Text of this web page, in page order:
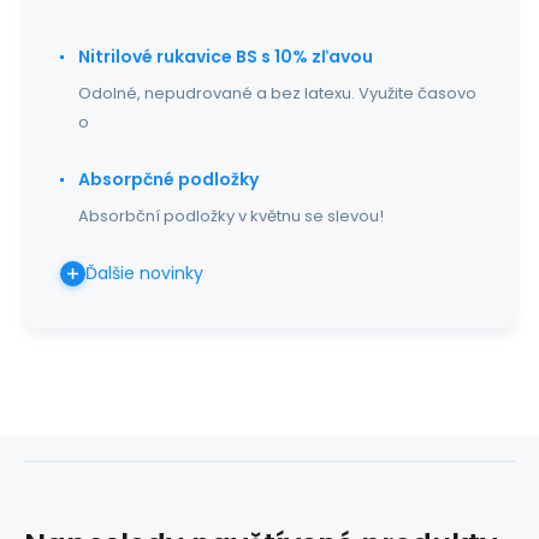
Nitrilové rukavice BS s 10% zľavou
Odolné, nepudrované a bez latexu. Využite časovo
o
Absorpčné podložky
Absorbční podložky v květnu se slevou!
Ďalšie novinky